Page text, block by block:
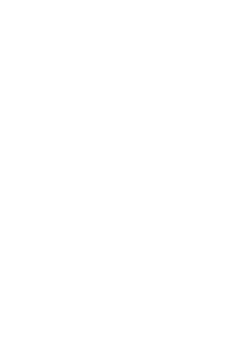
auf einem Endgerät